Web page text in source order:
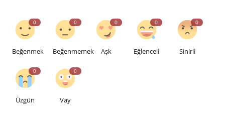
0
Beğenmek
0
Beğenmemek
0
Aşk
0
Eğlenceli
0
Sinirli
0
Üzgün
0
Vay